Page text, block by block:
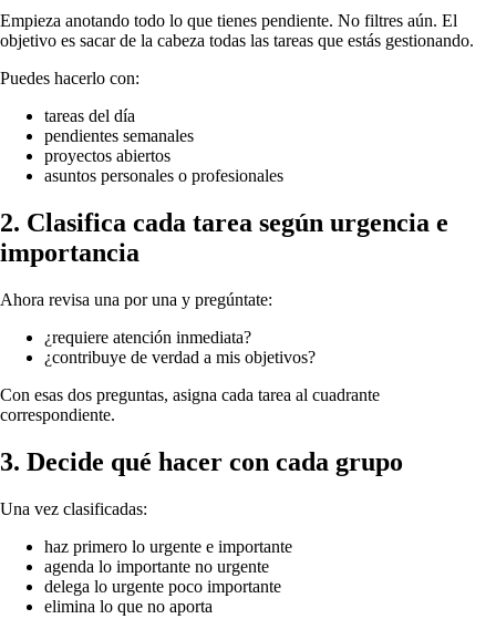
Empieza anotando todo lo que tienes pendiente. No filtres aún. El
objetivo es sacar de la cabeza todas las tareas que estás gestionando.
Puedes hacerlo con:
tareas del día
pendientes semanales
proyectos abiertos
asuntos personales o profesionales
2. Clasifica cada tarea según urgencia e
importancia
Ahora revisa una por una y pregúntate:
¿requiere atención inmediata?
¿contribuye de verdad a mis objetivos?
Con esas dos preguntas, asigna cada tarea al cuadrante
correspondiente.
3. Decide qué hacer con cada grupo
Una vez clasificadas:
haz primero lo urgente e importante
agenda lo importante no urgente
delega lo urgente poco importante
elimina lo que no aporta